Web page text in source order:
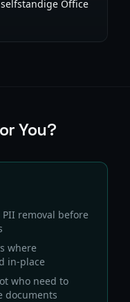
Office
You?
PII removal before
where
in-place
who need to
documents